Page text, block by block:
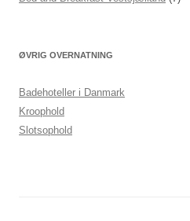
ØVRIG OVERNATNING
Badehoteller i Danmark
Kroophold
Slotsophold